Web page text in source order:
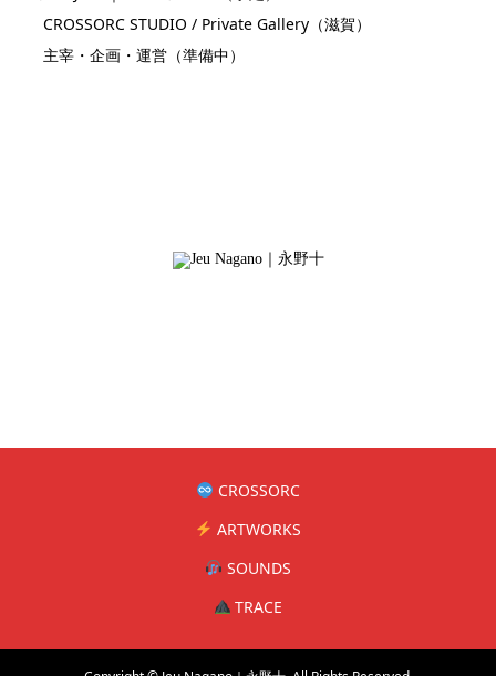
CROSSORC STUDIO / Private Gallery（滋賀）
主宰・企画・運営（準備中）
CROSSORC
ARTWORKS
SOUNDS
TRACE